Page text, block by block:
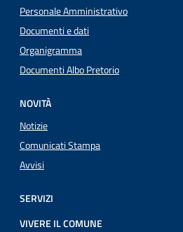
Personale Amministrativo
Documenti e dati
Organigramma
Documenti Albo Pretorio
NOVITÀ
Notizie
Comunicati Stampa
Avvisi
SERVIZI
VIVERE IL COMUNE